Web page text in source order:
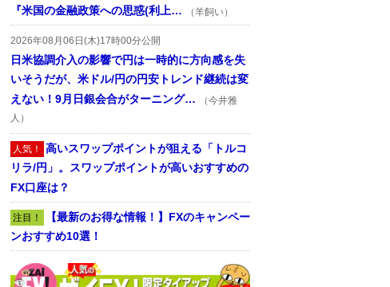
『米国の金融政策への思惑(利上…
（羊飼い）
2026年08月06日(木)17時00分公開
日米協調介入の影響で円は一時的に方向感を失
いそうだが、米ドル/円の円安トレンド継続は変
えない！9月日銀会合がターニング…
（今井雅
人）
人気！ 高いスワップポイントが狙える「トルコ
リラ/円」。スワップポイントが高いおすすめの
FX口座は？
注目！ 【最新のお得な情報！】FXのキャンペー
ンおすすめ10選！